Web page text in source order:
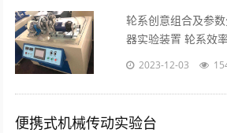
轮系创意组合及参
器实验装置 轮系效
机械原理和结构理
分析和动手能力为
合式结构......
2023-12-03
便携式机械传动实验台